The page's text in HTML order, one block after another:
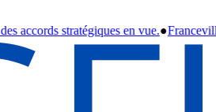
●Franceville : Un septuagénaire retrouvé